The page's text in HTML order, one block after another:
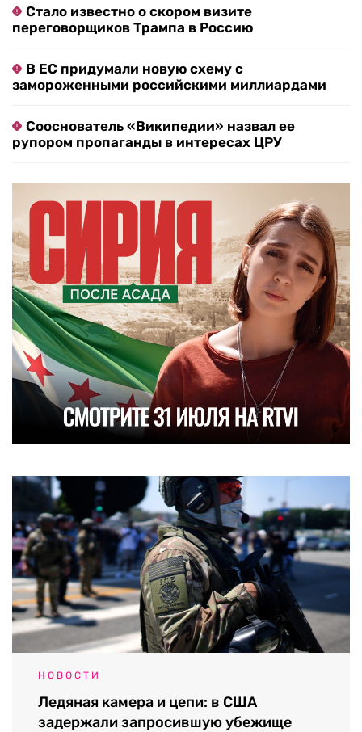
Стало известно о скором визите
переговорщиков Трампа в Россию
В ЕС придумали новую схему с
замороженными российскими миллиардами
Сооснователь «Википедии» назвал ее
рупором пропаганды в интересах ЦРУ
НОВОСТИ
Ледяная камера и цепи: в США
задержали запросившую убежище